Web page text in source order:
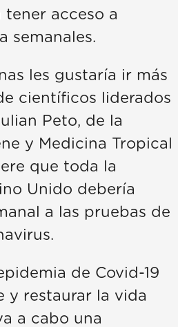
tener acceso a
semanales.
les gustaría ir más
científicos liderados
Peto, de la
y Medicina Tropical
que toda la
Unido debería
a las pruebas de
de Covid-19
y restaurar la vida
a cabo una